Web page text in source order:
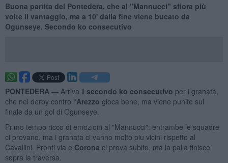
Buona partita del Pontedera, che al "Mannucci" sfiora più
volte il vantaggio, ma a 10' dalla fine viene bucato da
Ogunseye. Secondo ko consecutivo
PONTEDERA — Arriva il secondo ko consecutivo per i granata,
che nel derby contro l'Arezzo gioca bene, ma viene punito sul
finale da un gol di Ogunseye.
Primo tempo ricco di emozioni al "Mannucci": entrambe le squadre
ci provano, ma i granata ci vanno molto piu vicini rispetto al
Cavallini. Pronti via e Corona ci prova subito, ma la palla finisce
sopra la traversa.